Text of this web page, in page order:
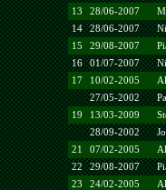
13
28/06-2007
14
28/06-2007
15
29/08-2007
16
01/07-2007
17
10/02-2005
27/05-2002
19
13/03-2009
28/09-2002
21
07/02-2005
22
29/08-2007
23
24/02-2005